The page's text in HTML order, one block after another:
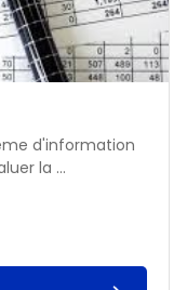
d'information
la ...